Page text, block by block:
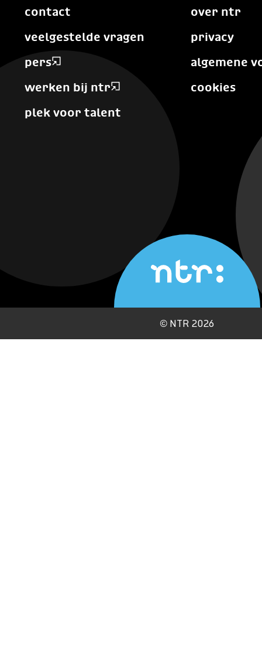
contact
veelgestelde vragen
pers
werken bij ntr
plek voor talent
over ntr
privacy
algemene
cookies
© NTR 2026